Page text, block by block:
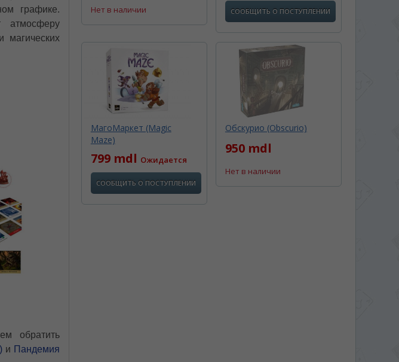
графике.
атмосферу
магических
обратить
и Пандемия
Нет в наличии СООБЩИТЬ О ПОСТУПЛЕНИИ
МагоМаркет (Magic
Maze)
799 mdl Ожидается
СООБЩИТЬ О ПОСТУПЛЕНИИ
Обскурио (Obscurio)
950 mdl
Нет в наличии